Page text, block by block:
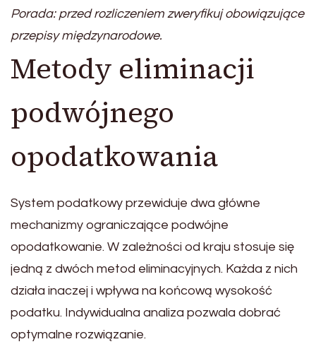
Porada: przed rozliczeniem zweryfikuj obowiązujące
przepisy międzynarodowe.
Metody eliminacji
podwójnego
opodatkowania
System podatkowy przewiduje dwa główne
mechanizmy ograniczające podwójne
opodatkowanie. W zależności od kraju stosuje się
jedną z dwóch metod eliminacyjnych. Każda z nich
działa inaczej i wpływa na końcową wysokość
podatku. Indywidualna analiza pozwala dobrać
optymalne rozwiązanie.